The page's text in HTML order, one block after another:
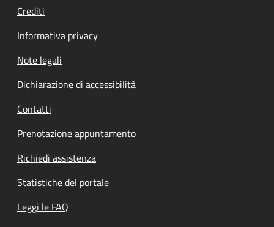
Crediti
Informativa privacy
Note legali
Dichiarazione di accessibilità
Contatti
Prenotazione appuntamento
Richiedi assistenza
Statistiche del portale
Leggi le FAQ